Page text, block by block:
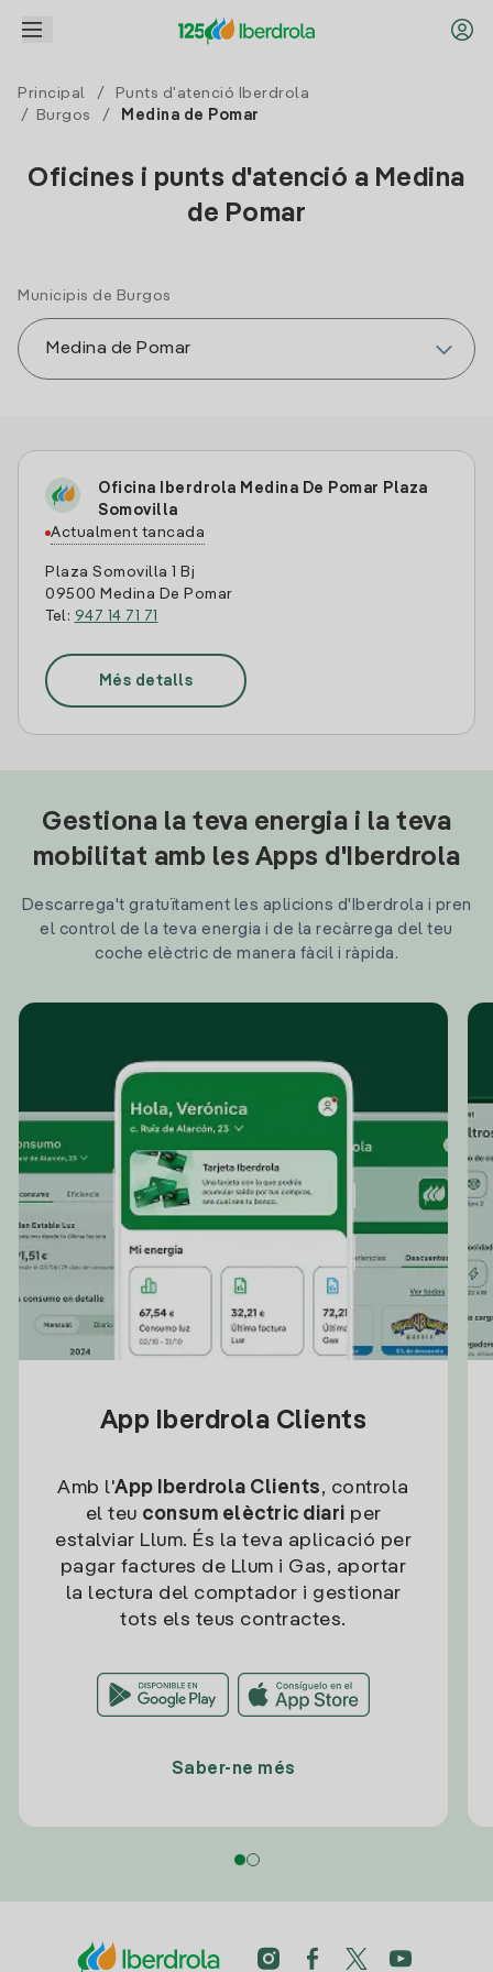
Principal /
Punts d'atenció Iberdrola
/
Burgos / Medina de Pomar
Oficines i punts d'atenció a Medina
de Pomar
Municipis de Burgos
Oficina Iberdrola Medina De Pomar Plaza
Somovilla
Actualment tancada
Plaza Somovilla 1 Bj
09500 Medina De Pomar
Tel: 947 14 71 71
Més detalls
Gestiona la teva energia i la teva
mobilitat amb les Apps d'Iberdrola
Descarrega't gratuïtament les aplicions d'Iberdrola i pren
el control de la teva energia i de la recàrrega del teu
coche elèctric de manera fàcil i ràpida.
App Iberdrola Clients
Amb l'App Iberdrola Clients, controla
el teu consum elèctric diari per
estalviar Llum. És la teva aplicació per
pagar factures de Llum i Gas, aportar
la lectura del comptador i gestionar
tots els teus contractes.
Saber-ne més